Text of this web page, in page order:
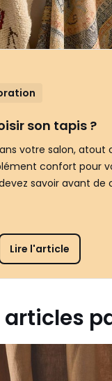
son tapis ?
votre salon, atout
confort pour
savoir avant de
Lire l'article
articles